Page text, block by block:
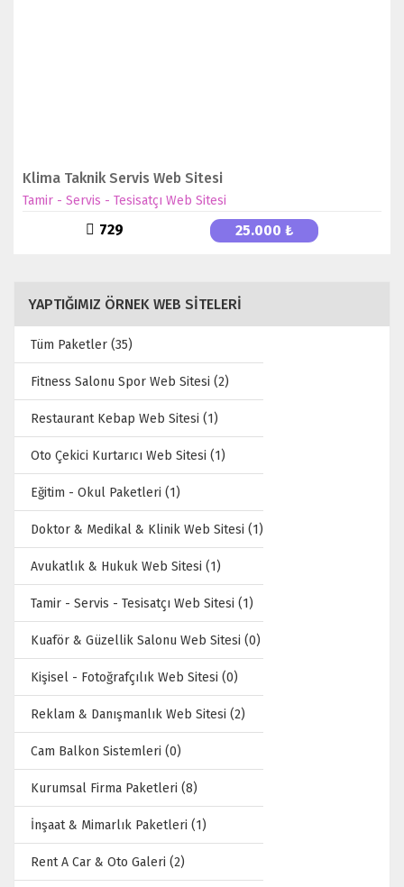
Klima Taknik Servis Web Sitesi
Tamir - Servis - Tesisatçı Web Sitesi
729 25.000 ₺
YAPTIĞIMIZ ÖRNEK WEB SITELERI
Tüm Paketler (35)
Fitness Salonu Spor Web Sitesi (2)
Restaurant Kebap Web Sitesi (1)
Oto Çekici Kurtarıcı Web Sitesi (1)
Eğitim - Okul Paketleri (1)
Doktor & Medikal & Klinik Web Sitesi (1)
Avukatlık & Hukuk Web Sitesi (1)
Tamir - Servis - Tesisatçı Web Sitesi (1)
Kuaför & Güzellik Salonu Web Sitesi (0)
Kişisel - Fotoğrafçılık Web Sitesi (0)
Reklam & Danışmanlık Web Sitesi (2)
Cam Balkon Sistemleri (0)
Kurumsal Firma Paketleri (8)
İnşaat & Mimarlık Paketleri (1)
Rent A Car & Oto Galeri (2)